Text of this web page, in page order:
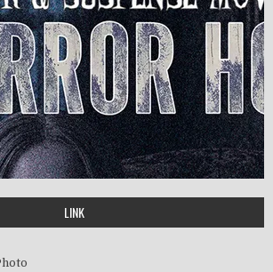
LINK